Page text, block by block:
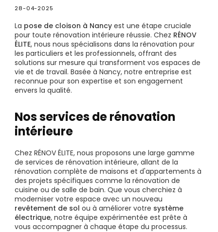
28-04-2025
La pose de cloison à Nancy est une étape cruciale
pour toute rénovation intérieure réussie. Chez RÉNOV
ÉLITE, nous nous spécialisons dans la rénovation pour
les particuliers et les professionnels, offrant des
solutions sur mesure qui transforment vos espaces de
vie et de travail. Basée à Nancy, notre entreprise est
reconnue pour son expertise et son engagement
envers la qualité.
Nos services de rénovation
intérieure
Chez RÉNOV ÉLITE, nous proposons une large gamme
de services de rénovation intérieure, allant de la
rénovation complète de maisons et d'appartements à
des projets spécifiques comme la rénovation de
cuisine ou de salle de bain. Que vous cherchiez à
moderniser votre espace avec un nouveau
revêtement de sol ou à améliorer votre système
électrique, notre équipe expérimentée est prête à
vous accompagner à chaque étape du processus.